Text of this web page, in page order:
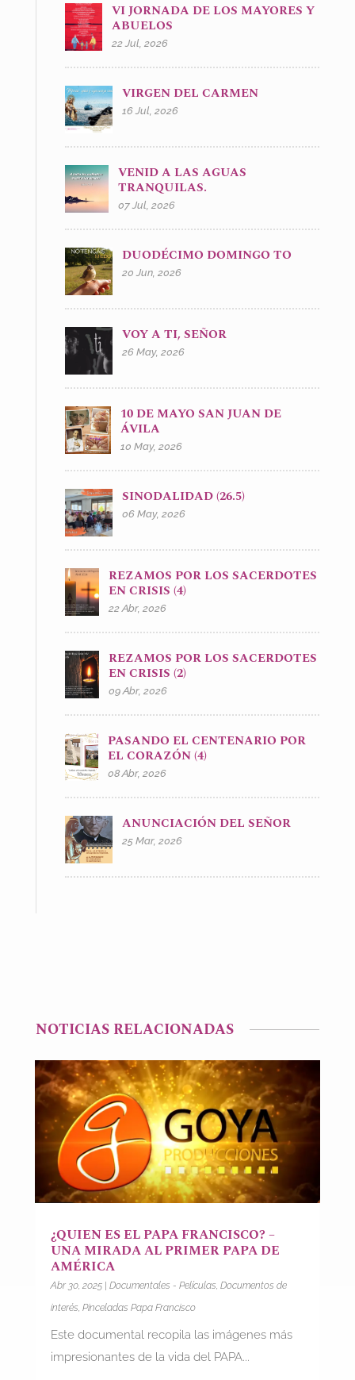
VI JORNADA DE LOS MAYORES Y
ABUELOS
22 Jul, 2026
VIRGEN DEL CARMEN
16 Jul, 2026
VENID A LAS AGUAS
TRANQUILAS.
07 Jul, 2026
DUODÉCIMO DOMINGO TO
20 Jun, 2026
VOY A TI, SEÑOR
26 May, 2026
10 DE MAYO SAN JUAN DE
ÁVILA
10 May, 2026
SINODALIDAD (26.5)
06 May, 2026
REZAMOS POR LOS SACERDOTES
EN CRISIS (4)
22 Abr, 2026
REZAMOS POR LOS SACERDOTES
EN CRISIS (2)
09 Abr, 2026
PASANDO EL CENTENARIO POR
EL CORAZÓN (4)
08 Abr, 2026
ANUNCIACIÓN DEL SEÑOR
25 Mar, 2026
NOTICIAS RELACIONADAS
¿QUIEN ES EL PAPA FRANCISCO? –
UNA MIRADA AL PRIMER PAPA DE
AMÉRICA
Abr 30, 2025| Documentales - Películas, Documentos de
interés, Pinceladas Papa Francisco
Este documental recopila las imágenes más
impresionantes de la vida del PAPA...